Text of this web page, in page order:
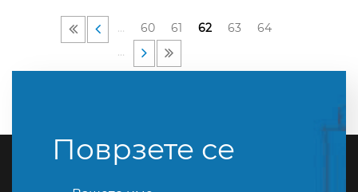
… 60 61 62 63
64
…
Поврзете се